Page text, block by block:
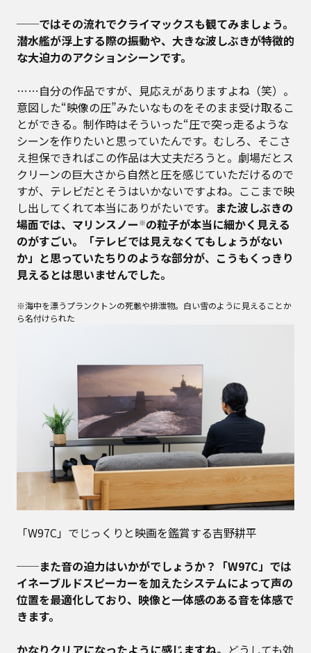
──ではその流れでクライマックスも観てみましょう。
潜水艦が浮上する際の振動や、大きな波しぶきが特徴的
な大迫力のアクションシーンです。
……自分の作品ですが、見応えがありますよね（笑）。
意図した“映像の圧”みたいなものをそのまま受け取るこ
とができる。制作時はそういった“圧で突っ走るような
シーンを作りたいと思っていたんです。むしろ、そこさ
え担保できればこの作品は大丈夫だろうと。劇場だとス
クリーンの巨大さから自然と圧を感じていただけるので
すが、テレビだとそうはいかないですよね。ここまで映
し出してくれて本当にありがたいです。 また波しぶきの
場面では、マリンスノー ※の粒子が本当に細かく見える
のがすごい。「テレビでは見えなくてもしょうがない
か」と思っていたちりのような部分が、こうもくっきり
見えるとは思いませんでした。
※海中を漂うプランクトンの死骸や排泄物。白い雪のように見えることか
ら名付けられた
「W97C」でじっくりと映画を鑑賞する吉野耕平
──また音の迫力はいかがでしょうか？「W97C」では
イネーブルドスピーカーを加えたシステムによって声の
位置を最適化しており、映像と一体感のある音を体感で
きます。
かなりクリアになったように感じますね。 どうしても効